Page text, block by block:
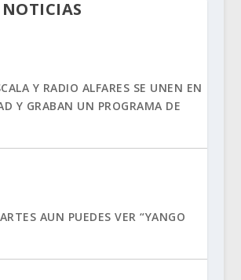
Y RADIO ALFARES SE UNEN EN
Y GRABAN UN PROGRAMA DE
AUN PUEDES VER “YANGO